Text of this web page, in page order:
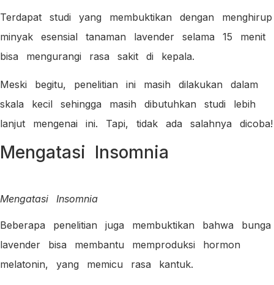
Terdapat studi yang membuktikan dengan menghirup
minyak esensial tanaman lavender selama 15 menit
bisa mengurangi rasa sakit di kepala.
Meski begitu, penelitian ini masih dilakukan dalam
skala kecil sehingga masih dibutuhkan studi lebih
lanjut mengenai ini. Tapi, tidak ada salahnya dicoba!
Mengatasi Insomnia
Mengatasi Insomnia
Beberapa penelitian juga membuktikan bahwa bunga
lavender bisa membantu memproduksi hormon
melatonin, yang memicu rasa kantuk.